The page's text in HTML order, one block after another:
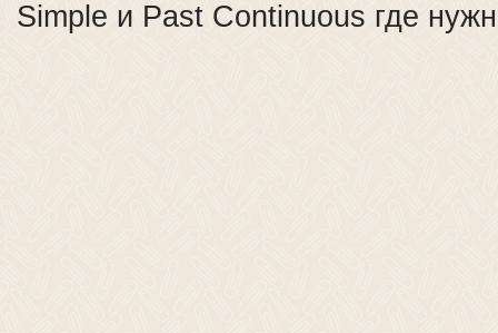
Simple и Past Continuous где